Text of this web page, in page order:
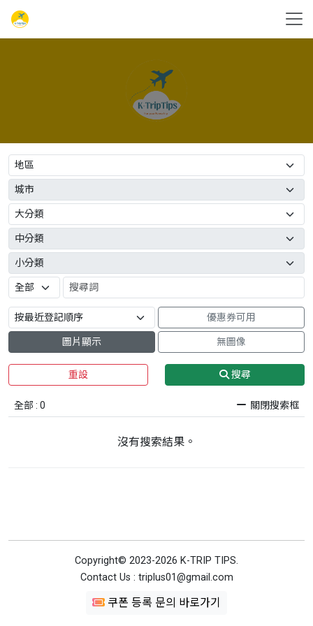
優惠券可用
圖片顯示 無圖像
重設 搜尋
全部 : 0 關閉搜索框
沒有搜索結果。
Copyright© 2023-2026 K-TRIP TIPS.
Contact Us : triplus01@gmail.com
쿠폰 등록 문의 바로가기